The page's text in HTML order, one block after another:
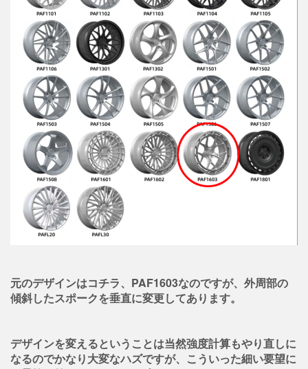
元のデザインはコチラ、PAF1603なのですが、外周部の
傾斜したスポークを垂直に変更してあります。
デザインを変えるということは当然強度計算もやり直しに
なるのでかなり大変なハズですが、こういった細い要望に